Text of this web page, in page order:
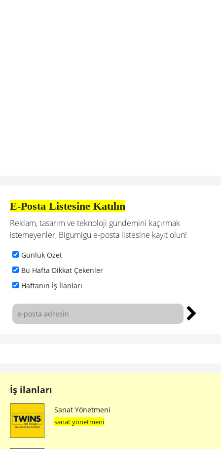
E-Posta Listesine Katılın
Reklam, tasarım ve teknoloji gündemini kaçırmak
istemeyenler, Bigumigu e-posta listesine kayıt olun!
Günlük Özet
Bu Hafta Dikkat Çekenler
Haftanın İş İlanları
İş ilanları
Sanat Yönetmeni
sanat yönetmeni